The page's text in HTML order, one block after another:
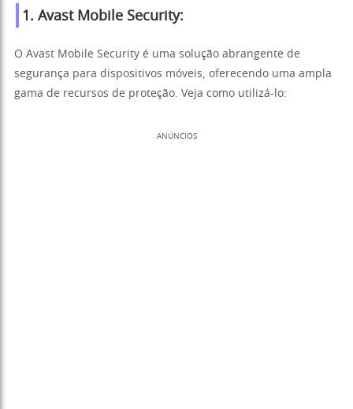
1. Avast Mobile Security:
O Avast Mobile Security é uma solução abrangente de
segurança para dispositivos móveis, oferecendo uma ampla
gama de recursos de proteção. Veja como utilizá-lo:
ANÚNCIOS